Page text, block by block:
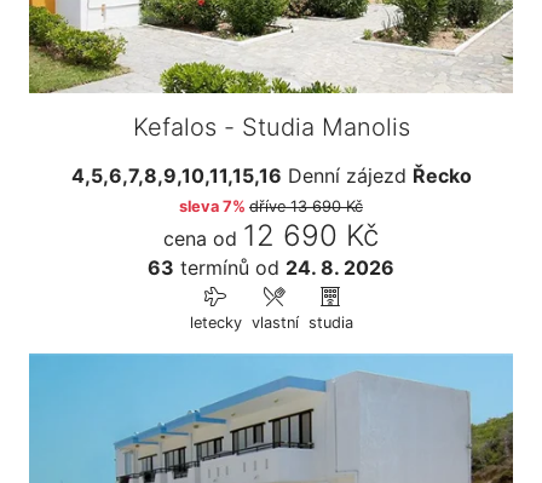
Kefalos - Studia Manolis
4,5,6,7,8,9,10,11,15,16 Denní zájezd Řecko
sleva 7% dříve13 690 Kč
cena od 12 690 Kč
63 termínů od 24. 8. 2026
letecky vlastní studia